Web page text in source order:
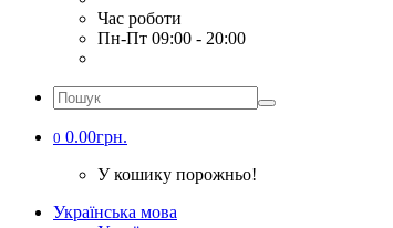
Час роботи
Пн-Пт 09:00 - 20:00
0 0.00грн.
У кошику порожньо!
Українська мова